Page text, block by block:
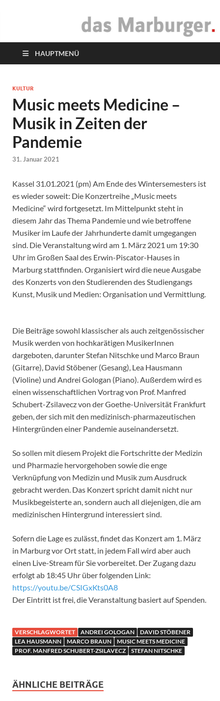
das Marburger.
HAUPTMENÜ
KULTUR
Music meets Medicine –
Musik in Zeiten der
Pandemie
31. Januar 2021
Kassel 31.01.2021 (pm) Am Ende des Wintersemesters ist
es wieder soweit: Die Konzertreihe „Music meets
Medicine“ wird fortgesetzt. Im Mittelpunkt steht in
diesem Jahr das Thema Pandemie und wie betroffene
Musiker im Laufe der Jahrhunderte damit umgegangen
sind. Die Veranstaltung wird am 1. März 2021 um 19:30
Uhr im Großen Saal des Erwin-Piscator-Hauses in
Marburg stattfinden. Organisiert wird die neue Ausgabe
des Konzerts von den Studierenden des Studiengangs
Kunst, Musik und Medien: Organisation und Vermittlung.
Die Beiträge sowohl klassischer als auch zeitgenössischer
Musik werden von hochkarätigen MusikerInnen
dargeboten, darunter Stefan Nitschke und Marco Braun
(Gitarre), David Stöbener (Gesang), Lea Hausmann
(Violine) und Andrei Gologan (Piano). Außerdem wird es
einen wissenschaftlichen Vortrag von Prof. Manfred
Schubert-Zsilavecz von der Goethe-Universität Frankfurt
geben, der sich mit den medizinisch-pharmazeutischen
Hintergründen einer Pandemie auseinandersetzt.
So sollen mit diesem Projekt die Fortschritte der Medizin
und Pharmazie hervorgehoben sowie die enge
Verknüpfung von Medizin und Musik zum Ausdruck
gebracht werden. Das Konzert spricht damit nicht nur
Musikbegeisterte an, sondern auch all diejenigen, die am
medizinischen Hintergrund interessiert sind.
Sofern die Lage es zulässt, findet das Konzert am 1. März
in Marburg vor Ort statt, in jedem Fall wird aber auch
einen Live-Stream für Sie vorbereitet. Der Zugang dazu
erfolgt ab 18:45 Uhr über folgenden Link:
https://youtu.be/CSIGxKts0A8
Der Eintritt ist frei, die Veranstaltung basiert auf Spenden.
VERSCHLAGWORTET ANDREI GOLOGAN
DAVID STÖBENER
LEA HAUSMANN
MARCO BRAUN
MUSIC MEETS MEDICINE
PROF. MANFRED SCHUBERT-ZSILAVECZ
STEFAN NITSCHKE
ÄHNLICHE BEITRÄGE